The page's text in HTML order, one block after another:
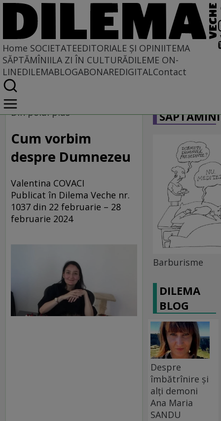
Home SOCIETATEEDITORIALE ȘI OPINIITEMA
SĂPTĂMÎNIILA ZI ÎN CULTURĂDILEME ON-
LINEDILEMABLOGABONAREDIGITALContact
Home
Societate
DIN POLUL PLUS
Din polul plus
Cum vorbim
despre Dumnezeu
Valentina COVACI
Publicat în Dilema Veche nr.
1037 din 22 februarie – 28
februarie 2024
Barburisme
DILEMA
BLOG
Despre
îmbătrînire și
alți demoni
Ana Maria
SANDU